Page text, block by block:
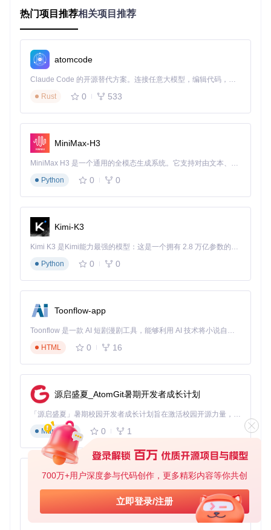
700万+用户深度参与代码创作，更多精彩内容等你共创
立即登录/注册
角色活动祈愿分析
总抽卡次数
五星角色获取概率
平均出货次数
常驻祈愿统计
常驻祈愿部分提供了关于常驻卡池的详细数据：
五星武器获取情况
各类物品的获取比例
新手祈愿部分则汇总了你的新手卡池抽卡结果，帮助你回顾游
戏初期的抽卡情况。
数据导出：多种格式保存你的抽卡记录
进行离线分析和长期保存：
Excel格式导出
表格。这种格式非常适合进行深入的数据统计和分析，你可以
根据自己的需求自定义表格内容和格式。
UIGF标准格式
工具还支持将数据导出为符合UIGF（Universal Genshin Impa
ct Wish Format）标准的JSON文件。这种标准化格式确保了
你的抽卡数据可以在不同的原神工具之间共享和交换。
个性化设置：打造你的专属数据分析工具
genshin-wish-export提供了多种个性化设置选项，让你可以根
据自己的需求定制工具：
工具内置了多种语言支持，包括中文、英文、日文、韩文等，
你可以在设置中选择自己熟悉的语言界面。
热门项目推荐相关项目推荐
atomcode
Claude Code 的开源替代方案。连接任意大模型，编辑代码，运行命令，自动验证 — 全自动执行。用 Rust 构建，极致性能。 ｜ An open-source alternative to Claude Code. Connect any LLM, edit code, run commands, and verify changes — autonomously. Built in Rust for speed. Get Started
Rust
0 533
MiniMax-H3
MiniMax H3 是一个通用的全模态生成系统。它支持对由文本、图像、视频和音频组成的多模态上下文进行统一理解，并能生成分辨率高达 2K、时长可达 15 秒的带原生立体声音频的视频。得益于面向任务泛化的系统设计，H3 在预训练阶段就已具备广泛的多模态上下文理解与生成能力，能够出色地执行复杂的多模态指令。
Python
0 0
Kimi-K3
Kimi K3 是Kimi能力最强的模型：这是一个拥有 2.8 万亿参数的混合专家（MoE）模型，具备原生视觉理解能力，并支持 100 万 token 的上下文窗口。
Python
0 0
Toonflow-app
Toonflow 是一款 AI 短剧漫剧工具，能够利用 AI 技术将小说自动转化为剧本，并结合 AI 生成的图片和视频，实现高效的短剧创作。借助 Toonflow，可以轻松完成从文字到影像的全流程，让短剧制作变得更加智能与便捷。
HTML
0 16
源启盛夏_AtomGit暑期开发者成长计划
「源启盛夏」暑期校园开发者成长计划旨在激活校园开源力量，通过积分激励、认证扶持、资源倾斜等形式，引导高校组织和开发者完成「入驻 — 建项目 — 做贡献 — 获认证 — 得资源」的完整闭环。无论你是想带领社团入驻平台的组织者，还是希望用代码贡献证明自己的开发者，都能在这里找到属于你的成长路径。
Markdown
0 1
AionUi
免费、本地、开源的 24/7 全天候 Cowork 应用，以及适用于 Gemini CLI、Claude Code、Codex、OpenCode、Qwen Code、Goose CLI、Auggie 等的 OpenClaw | 🌟 喜欢就点star吧
TypeScript
0 6